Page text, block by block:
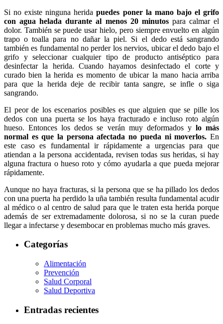
Si no existe ninguna heridapuedes poner la mano bajo el grifo
con agua helada durante al menos 20 minutospara calmar el
dolor. También se puede usar hielo, pero siempre envuelto en algún
trapo o toalla para no dañar la piel. Si el dedo está sangrando
también es fundamental no perder los nervios, ubicar el dedo bajo el
grifo y seleccionar cualquier tipo de producto antiséptico para
desinfectar la herida. Cuando hayamos desinfectado el corte y
curado bien la herida es momento de ubicar la mano hacia arriba
para que la herida deje de recibir tanta sangre, se infle o siga
sangrando.
El peor de los escenarios posibles es que alguien que se pille los
dedos con una puerta se los haya fracturado e incluso roto algún
hueso. Entonces los dedos se verán muy deformados y lo más
normal es que la persona afectada no pueda ni moverlos. En
este caso es fundamental ir rápidamente a urgencias para que
atiendan a la persona accidentada, revisen todas sus heridas, si hay
alguna fractura o hueso roto y cómo ayudarla a que pueda mejorar
rápidamente.
Aunque no haya fracturas, si la persona que se ha pillado los dedos
con una puerta ha perdido la uña también resulta fundamental acudir
al médico o al centro de salud para que le traten esta herida porque
además de ser extremadamente dolorosa, si no se la curan puede
llegar a infectarse y desembocar en problemas mucho más graves.
Categorías
Alimentación
Prevención
Salud Corporal
Salud Deportiva
Entradas recientes